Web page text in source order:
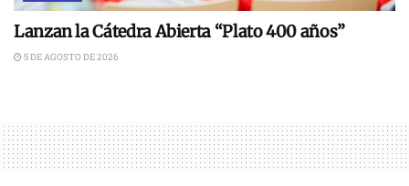
Lanzan la Cátedra Abierta “Plato 400 años”
5 DE AGOSTO DE 2026